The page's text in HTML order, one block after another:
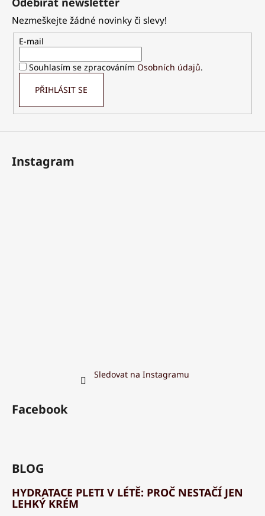
Nezmeškejte žádné novinky či slevy!
E-mail
Souhlasím se zpracováním Osobních údajů.
PŘIHLÁSIT SE
Instagram
Sledovat na Instagramu
Facebook
BLOG
HYDRATACE PLETI V LÉTĚ: PROČ NESTAČÍ JEN
LEHKÝ KRÉM